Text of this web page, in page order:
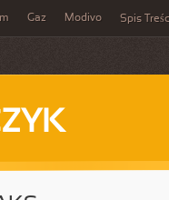
Gaz Modivo Spis